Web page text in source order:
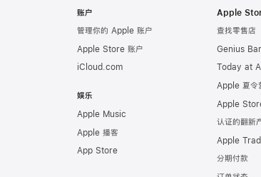
账户
管理你的 Apple 账户
Apple Store 账户
iCloud.com
娱乐
Apple Music
Apple 播客
App Store
Apple
查找零售店
Genius
Today at
Apple 夏令
Apple
认证的翻新
Apple
分期付款